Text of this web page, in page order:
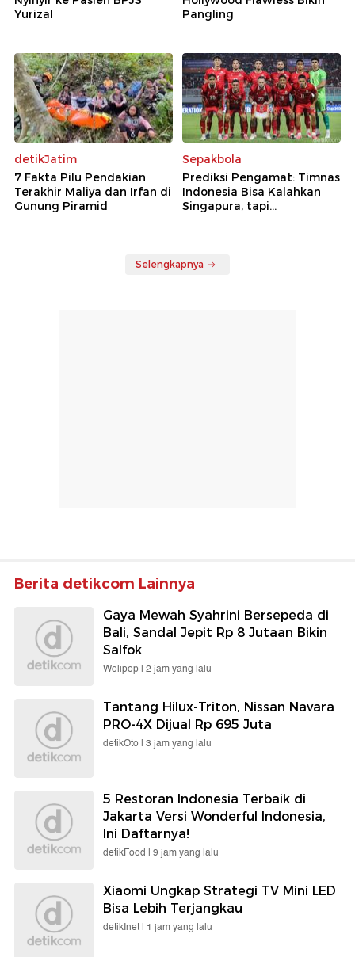
Yurizal
Pangling
detikJatim
7 Fakta Pilu Pendakian
Terakhir Maliya dan Irfan di
Gunung Piramid
Sepakbola
Prediksi Pengamat: Timnas
Indonesia Bisa Kalahkan
Singapura, tapi...
Selengkapnya
Berita detikcom Lainnya
Gaya Mewah Syahrini Bersepeda di
Bali, Sandal Jepit Rp 8 Jutaan Bikin
Salfok
Wolipop | 2 jam yang lalu
Tantang Hilux-Triton, Nissan Navara
PRO-4X Dijual Rp 695 Juta
detikOto | 3 jam yang lalu
5 Restoran Indonesia Terbaik di
Jakarta Versi Wonderful Indonesia,
Ini Daftarnya!
detikFood | 9 jam yang lalu
Xiaomi Ungkap Strategi TV Mini LED
Bisa Lebih Terjangkau
detikInet | 1 jam yang lalu